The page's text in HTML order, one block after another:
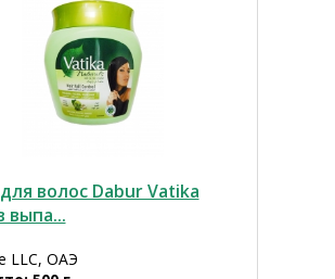
волос Dabur Vatika
выпа...
LLC, ОАЭ